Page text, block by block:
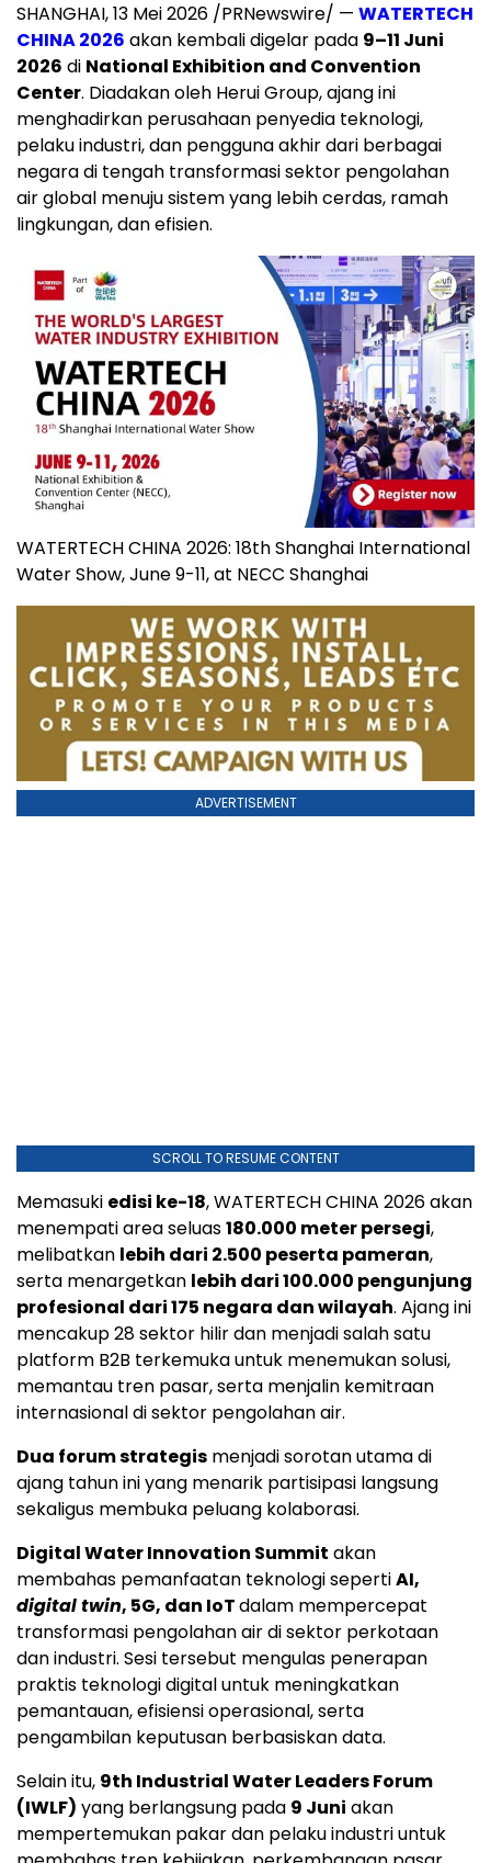
SHANGHAI, 13 Mei 2026 /PRNewswire/ — WATERTECH
CHINA 2026 akan kembali digelar pada 9–11 Juni
2026 di National Exhibition and Convention
Center. Diadakan oleh Herui Group, ajang ini
menghadirkan perusahaan penyedia teknologi,
pelaku industri, dan pengguna akhir dari berbagai
negara di tengah transformasi sektor pengolahan
air global menuju sistem yang lebih cerdas, ramah
lingkungan, dan efisien.
WATERTECH CHINA 2026: 18th Shanghai International
Water Show, June 9-11, at NECC Shanghai
ADVERTISEMENT
SCROLL TO RESUME CONTENT
Memasuki edisi ke-18, WATERTECH CHINA 2026 akan
menempati area seluas180.000 meter persegi,
melibatkan lebih dari 2.500 peserta pameran,
serta menargetkan lebih dari 100.000 pengunjung
profesional dari 175 negara dan wilayah. Ajang ini
mencakup 28 sektor hilir dan menjadi salah satu
platform B2B terkemuka untuk menemukan solusi,
memantau tren pasar, serta menjalin kemitraan
internasional di sektor pengolahan air.
Dua forum strategis menjadi sorotan utama di
ajang tahun ini yang menarik partisipasi langsung
sekaligus membuka peluang kolaborasi.
Digital Water Innovation Summit akan
membahas pemanfaatan teknologi sepertiAI,
digital twin, 5G, dan IoTdalam mempercepat
transformasi pengolahan air di sektor perkotaan
dan industri. Sesi tersebut mengulas penerapan
praktis teknologi digital untuk meningkatkan
pemantauan, efisiensi operasional, serta
pengambilan keputusan berbasiskan data.
Selain itu, 9th Industrial Water Leaders Forum
(IWLF) yang berlangsung pada 9 Juni akan
mempertemukan pakar dan pelaku industri untuk